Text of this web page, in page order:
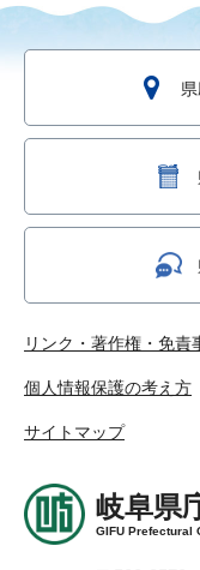
リンク・著作権・免責
個人情報保護の考え方
サイトマップ
岐阜県
GIFU Prefectural